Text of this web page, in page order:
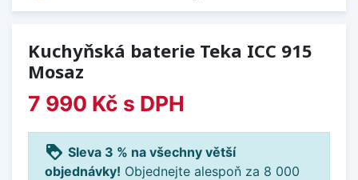
Kuchyňská baterie Teka ICC 915
Mosaz
7 990 Kč s DPH
loyalty Sleva 3 % na všechny větší
objednávky! Objednejte alespoň za 8 000